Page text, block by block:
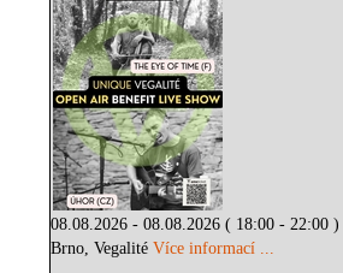
08.08.2026 - 08.08.2026 ( 18:00 - 22:00 )
Brno, VegalitéVíce informací ...